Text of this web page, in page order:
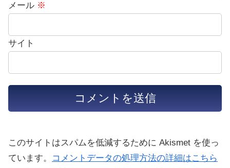
メール ※
サイト
このサイトはスパムを低減するために Akismet を使っ
ています。
コメントデータの処理方法の詳細はこちら